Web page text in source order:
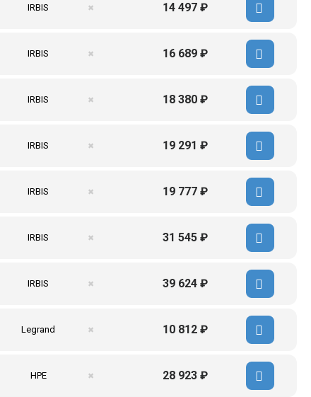
IRBIS ✖ 14 497 ₽
IRBIS ✖ 16 689 ₽
IRBIS ✖ 18 380 ₽
IRBIS ✖ 19 291 ₽
IRBIS ✖ 19 777 ₽
IRBIS ✖ 31 545 ₽
IRBIS ✖ 39 624 ₽
Legrand ✖ 10 812 ₽
HPE ✖ 28 923 ₽